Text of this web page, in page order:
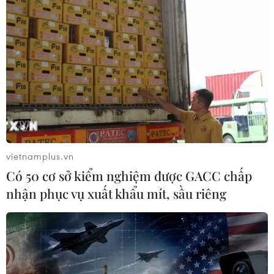
vietnamplus.vn
Có 50 cơ sở kiểm nghiệm được GACC chấp
nhận phục vụ xuất khẩu mít, sầu riêng